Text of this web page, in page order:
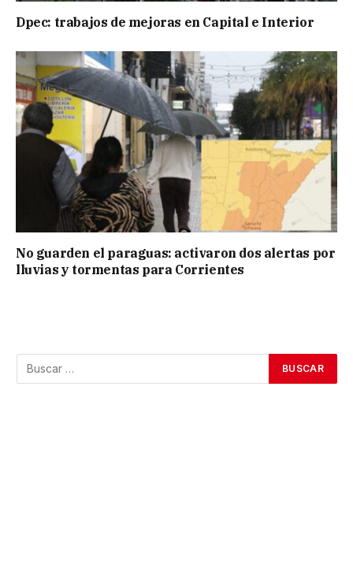
Dpec: trabajos de mejoras en Capital e Interior
No guarden el paraguas: activaron dos alertas por
lluvias y tormentas para Corrientes